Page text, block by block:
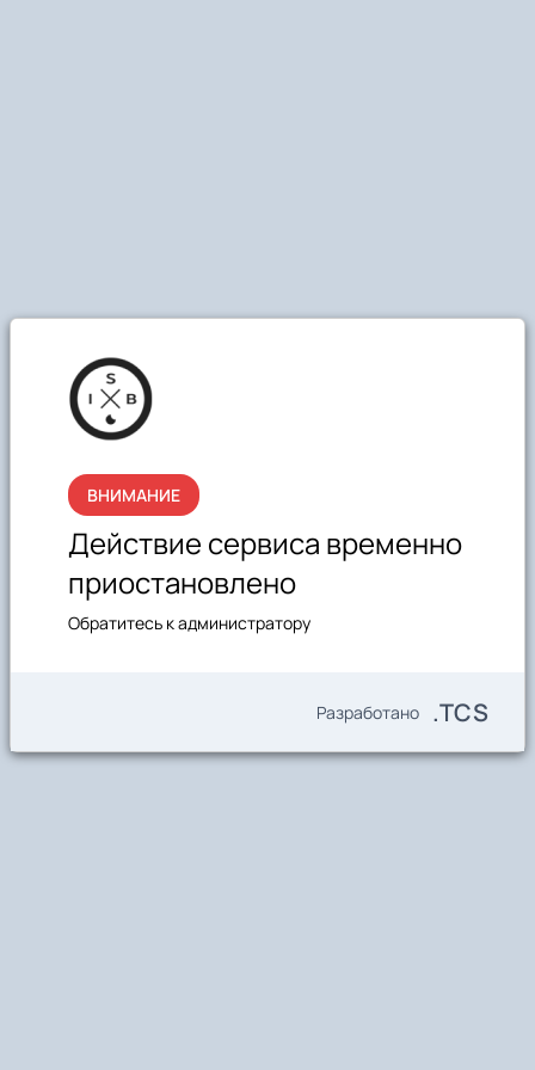
ВНИМАНИЕ
Действие сервиса временно
приостановлено
Обратитесь к администратору
Разработано .TCS